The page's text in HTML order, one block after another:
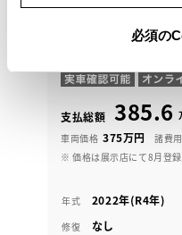
必須の
登録の都合上、関東一
支払総額 385.6
車両価格 375万円 諸費用
※ 価格は展示店にて8月登
年式 2022年(R4年)
修復 なし